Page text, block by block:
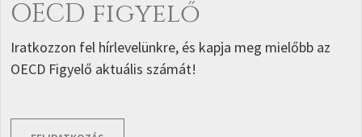
OECD figyelő
Iratkozzon fel hírlevelünkre, és kapja meg mielőbb az
OECD Figyelő aktuális számát!